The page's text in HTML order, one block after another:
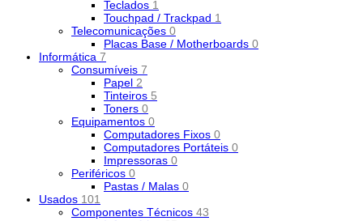
Teclados 1
Touchpad / Trackpad 1
Telecomunicações 0
Placas Base / Motherboards 0
Informática 7
Consumíveis 7
Papel 2
Tinteiros 5
Toners 0
Equipamentos 0
Computadores Fixos 0
Computadores Portáteis 0
Impressoras 0
Periféricos 0
Pastas / Malas 0
Usados 101
Componentes Técnicos 43